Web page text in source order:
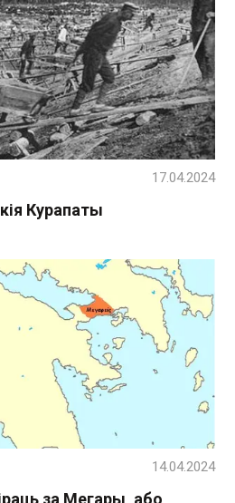
Курапаты
17.04.2024
за Мегары, або
14.04.2024